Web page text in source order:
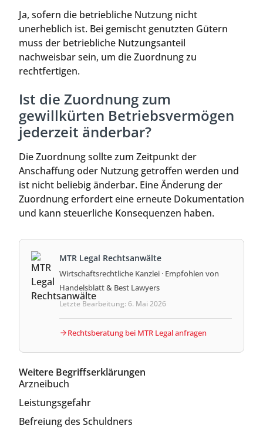
Ja, sofern die betriebliche Nutzung nicht
unerheblich ist. Bei gemischt genutzten Gütern
muss der betriebliche Nutzungsanteil
nachweisbar sein, um die Zuordnung zu
rechtfertigen.
Ist die Zuordnung zum
gewillkürten Betriebsvermögen
jederzeit änderbar?
Die Zuordnung sollte zum Zeitpunkt der
Anschaffung oder Nutzung getroffen werden und
ist nicht beliebig änderbar. Eine Änderung der
Zuordnung erfordert eine erneute Dokumentation
und kann steuerliche Konsequenzen haben.
MTR Legal Rechtsanwälte
Wirtschaftsrechtliche Kanzlei · Empfohlen von
Handelsblatt & Best Lawyers
Letzte Bearbeitung: 6. Mai 2026
Rechtsberatung bei MTR Legal anfragen
Weitere Begriffserklärungen
Arzneibuch
Leistungsgefahr
Befreiung des Schuldners